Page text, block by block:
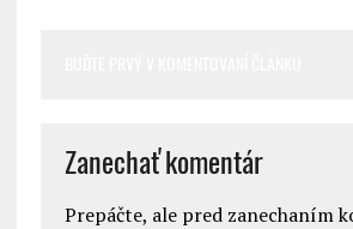
Zanechať komentár
Prepáčte, ale pred zanechaním